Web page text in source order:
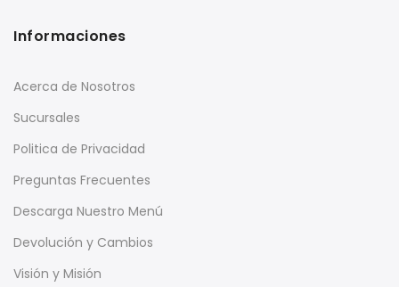
Informaciones
Acerca de Nosotros
Sucursales
Politica de Privacidad
Preguntas Frecuentes
Descarga Nuestro Menú
Devolución y Cambios
Visión y Misión